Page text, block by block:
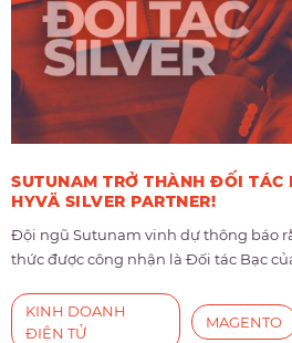
SUTUNAM TRỞ THÀNH ĐỐI TÁC
HYVÄ SILVER PARTNER!
Đội ngũ Sutunam vinh dự thông báo
thức được công nhận là Đối tác Bạc
KINH DOANH
ĐIỆN TỬ
MAGENTO